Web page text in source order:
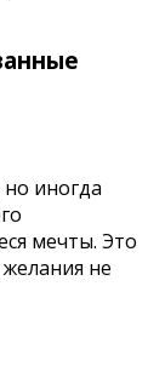
иногда
мечты. Это
не